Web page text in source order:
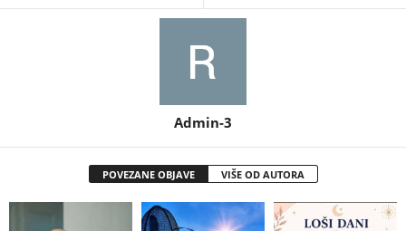
Admin-3
POVEZANE OBJAVE VIŠE OD AUTORA